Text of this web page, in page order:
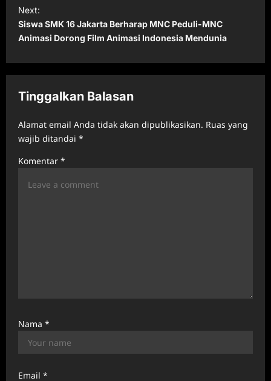
t
n
a
v
g
a
t
i
Next:
Siswa SMK 16 Jakarta Berharap MNC Peduli-MNC
Animasi Dorong Film Animasi Indonesia Mendunia
Tinggalkan Balasan
Alamat email Anda tidak akan dipublikasikan. Ruas yang
wajib ditandai *
Komentar *
Nama *
Email *